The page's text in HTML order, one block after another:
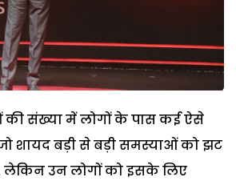
की संख्या में लोगों के पास कई ऐसे
शायद बड़ी से बड़ी समस्याओं को झट
उन लोगों को इसके लिए